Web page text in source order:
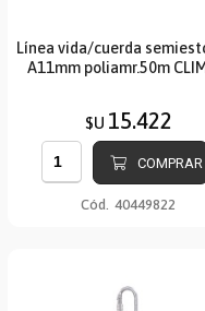
Línea vida/cuerda
A11mm poliamr.50m
$U 15.422
COMPRAR
Cód. 40449822